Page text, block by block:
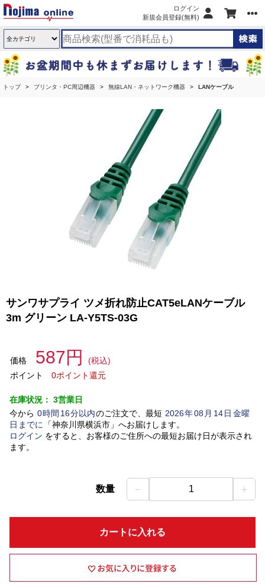
ログイン
新規会員登録(無料)
トップ プリンタ・PC周辺機器 無線LAN・ネットワーク機器 LANケーブル
サンワサプライ ツメ折れ防止CAT5eLANケーブル
3m グリーン LA-Y5TS-03G
価格 587円
(税込)
ポイント
0ポイント還元
在庫状況： 3営業日
今から 0時間 16分以内のご注文で、最短 2026年08 月 14日金曜
日 までに 「神奈川県横浜市」 へお届けします。
ログイン をすると、お客様のご住所への最短お届け日が表示され
ます。
数量 － 1 ＋
カートに入れる